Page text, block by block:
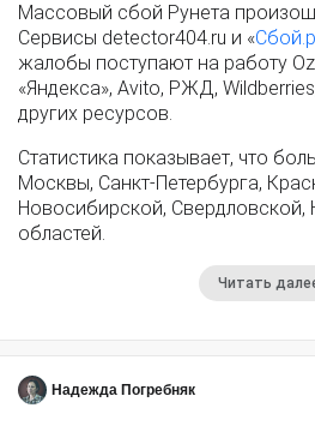
Массовый сбой Рунета
Сервисы detector404.ru и «
жалобы поступают на работу
«Яндекса», Avito, РЖД,
других ресурсов.
Статистика показывает, что
Москвы, Санкт-Петербурга,
Новосибирской, Свердловской,
областей.
Читать
Надежда Погребняк